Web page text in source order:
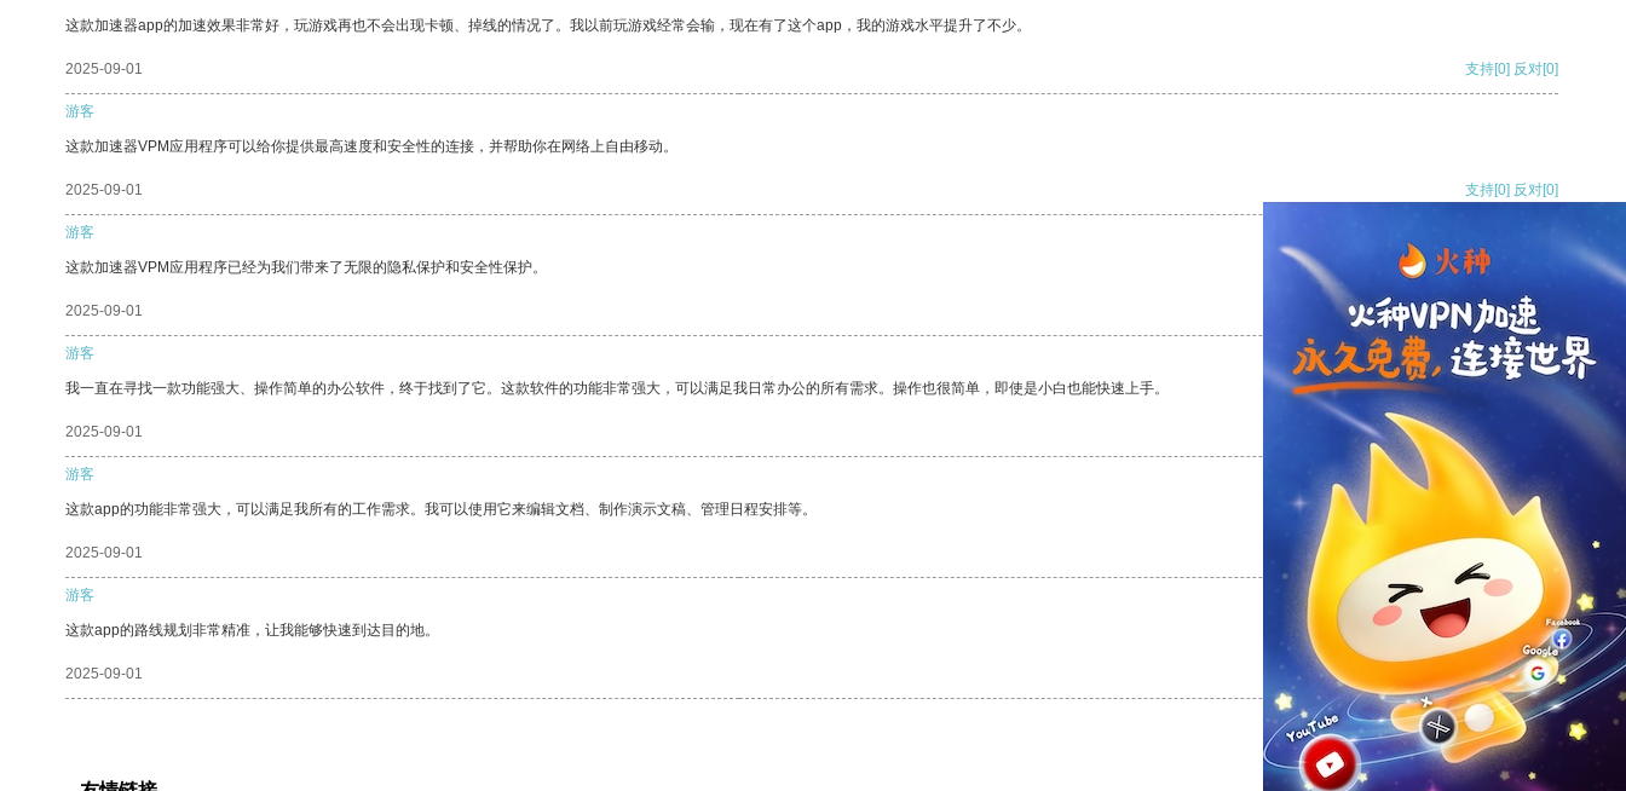
这款加速器app的加速效果非常好，玩游戏再也不会出现卡顿、掉线的情况了。我以前玩游戏经常会输，现在有了这个app，我的游戏水平提升了不少。
2025-09-01 支持[0] 反对[0]
游客
这款加速器VPM应用程序可以给你提供最高速度和安全性的连接，并帮助你在网络上自由移动。
2025-09-01 支持[0] 反对[0]
游客
这款加速器VPM应用程序已经为我们带来了无限的隐私保护和安全性保护。
2025-09-01 支持[0] 反对
游客
我一直在寻找一款功能强大、操作简单的办公软件，终于找到了它。这款软件的功能非常强大，可以满足我日常办公的所有需求。操作也很简单，即使是小白也能快速上手。
2025-09-01 支持
游客
这款app的功能非常强大，可以满足我所有的工作需求。我可以使用它来编辑文档、制作演示文稿、管理日程安排等。
2025-09-01 反对 [0]
游客
这款app的路线规划非常精准，让我能够快速到达目的地。
2025-09-01 支持[0] 反对[0]